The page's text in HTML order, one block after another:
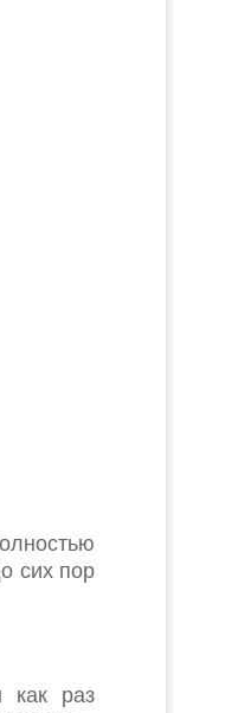
сих пор
как раз